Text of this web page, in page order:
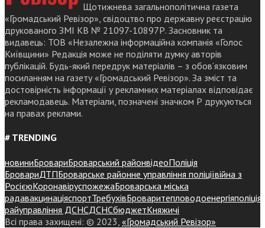
Щотижнева загальнополітична газета
«Громадський Ревізор», свідоцтво про державну реєстрацію
друкованого ЗМІ КВ № 21097-10897Р. Засновник та
видавець: ТОВ «Незалежна інформаційна компанія «Голос
Київщини» Редакція може не поділяти думку авторів
публікацій. Будь-який передрук матеріалів – з обов’язковим
посиланням на газету «Громадський Ревізор». За зміст та
достовірність інформації у рекламних матеріалах відповідає
рекламодавець. Матеріали, позначені значком Р друкуються
на правах реклами.
# TRENDING
новиниБровариБроварський районвідеоПоліція
БровариДТПБроварське районне управління поліціївійна з
РосієюКоронавіруспожежаБроварська міська
радавакцинаціяспортТребухівБроваритепловодоенергіяполіція
райуправління ДСНСДСНСбюджетКняжичі
Всі права захищені: © 2023, «Громадський Ревізор»